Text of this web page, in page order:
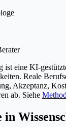
ist eine KI-
Reale
Akzeptanz,
ab. Siehe
in